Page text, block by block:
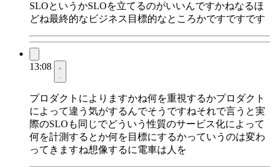
SLOというかSLOを立てるのがいいんですかねなるほ
どね最終的なビジネス目標的なところかですですです
13:08
プロダクトによりますかね何を重視するかプロダクト
によって違う気がするんでそうですねそれで言うと実
際のSLOも同じでどういう性質のサービス化によって
何を計測するとか何を目標にするかっていうのは変わ
ってきますね想像するに電車は人を